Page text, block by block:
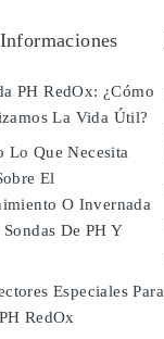
PH RedOx: ¿Cómo
La Vida Útil?
Lo Que Necesita
El
O Invernada
De PH Y
Especiales Para
RedOx